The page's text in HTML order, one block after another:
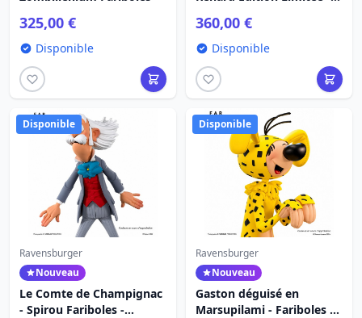
325,00 €
Disponible
360,00 €
Disponible
Disponible
Ravensburger
Nouveau
Le Comte de Champignac
- Spirou Fariboles -
Disponible
Ravensburger
Nouveau
Gaston déguisé en
Marsupilami - Fariboles -